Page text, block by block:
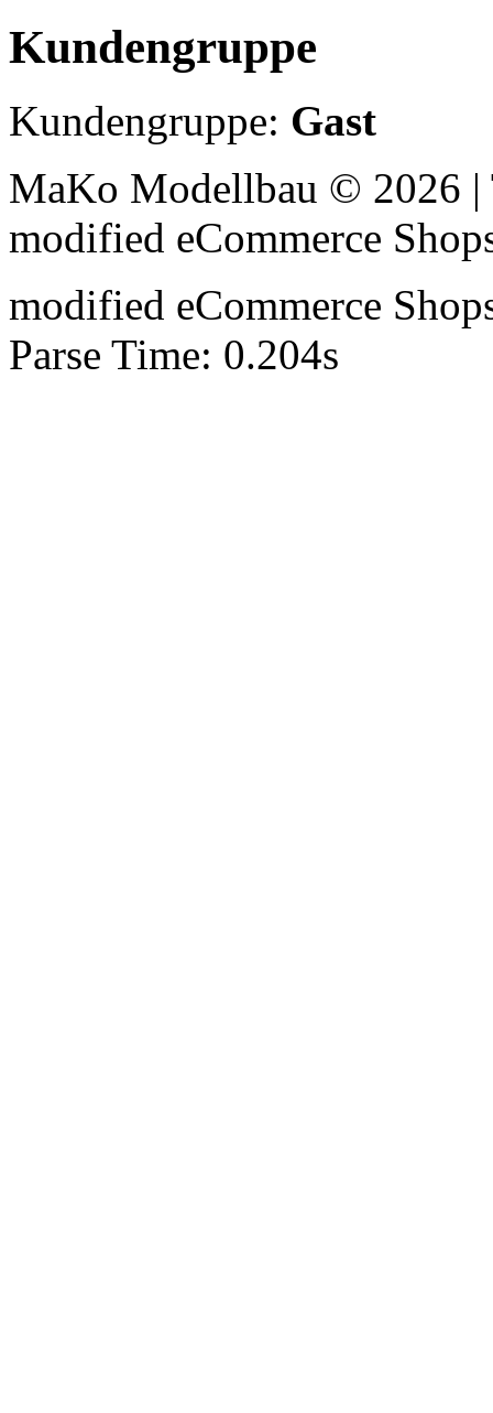
Kundengruppe
Kundengruppe: Gast
MaKo Modellbau © 2026
modified eCommerce
modified eCommerce
Parse Time: 0.204s